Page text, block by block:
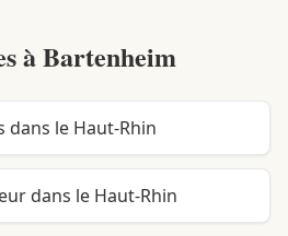
àBartenheim
dans le Haut-Rhin
dans le Haut-Rhin